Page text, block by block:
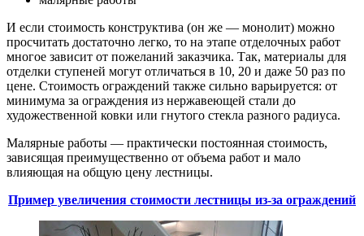
И если стоимость конструктива (он же — монолит) можно
просчитать достаточно легко, то на этапе отделочных работ
многое зависит от пожеланий заказчика. Так, материалы для
отделки ступеней могут отличаться в 10, 20 и даже 50 раз по
цене. Стоимость ограждений также сильно варьируется: от
минимума за ограждения из нержавеющей стали до
художественной ковки или гнутого стекла разного радиуса.
Малярные работы — практически постоянная стоимость,
зависящая преимущественно от объема работ и мало
влияющая на общую цену лестницы.
Пример увеличения стоимости лестницы из-за ограждений